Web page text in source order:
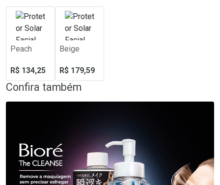
Peach
R$ 134,25
Beige
R$ 179,59
Confira também